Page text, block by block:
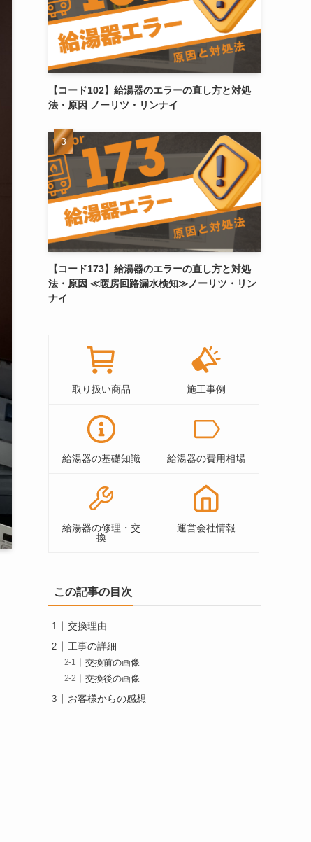
【コード102】給湯器のエラーの直し方と対処
法・原因 ノーリツ・リンナイ
【コード173】給湯器のエラーの直し方と対処
法・原因 ≪暖房回路漏水検知≫ノーリツ・リン
ナイ
取り扱い商品 施工事例
給湯器の基礎知識 給湯器の費用相場
給湯器の修理・交
換
運営会社情報
この記事の目次
交換理由
工事の詳細
交換前の画像
交換後の画像
お客様からの感想